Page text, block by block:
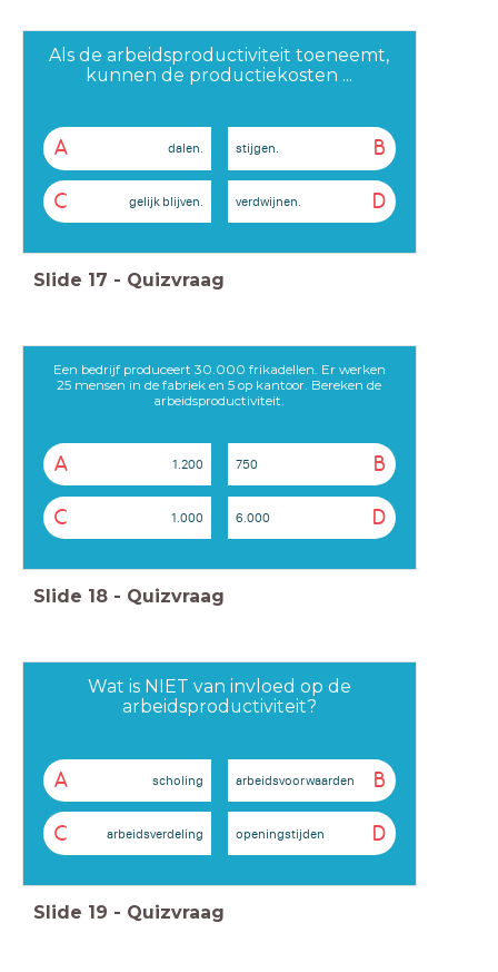
Als de arbeidsproductiviteit toeneemt,
kunnen de productiekosten ...
A dalen. B
stijgen.
C gelijk blijven. D
verdwijnen.
Slide 17 - Quizvraag
Een bedrijf produceert 30.000 frikadellen. Er werken
25 mensen in de fabriek en 5 op kantoor. Bereken de
arbeidsproductiviteit.
A 1.200 B
750
C 1.000 D
6.000
Slide 18 - Quizvraag
Wat is NIET van invloed op de
arbeidsproductiviteit?
A scholing B
arbeidsvoorwaarden
C arbeidsverdeling D
openingstijden
Slide 19 - Quizvraag